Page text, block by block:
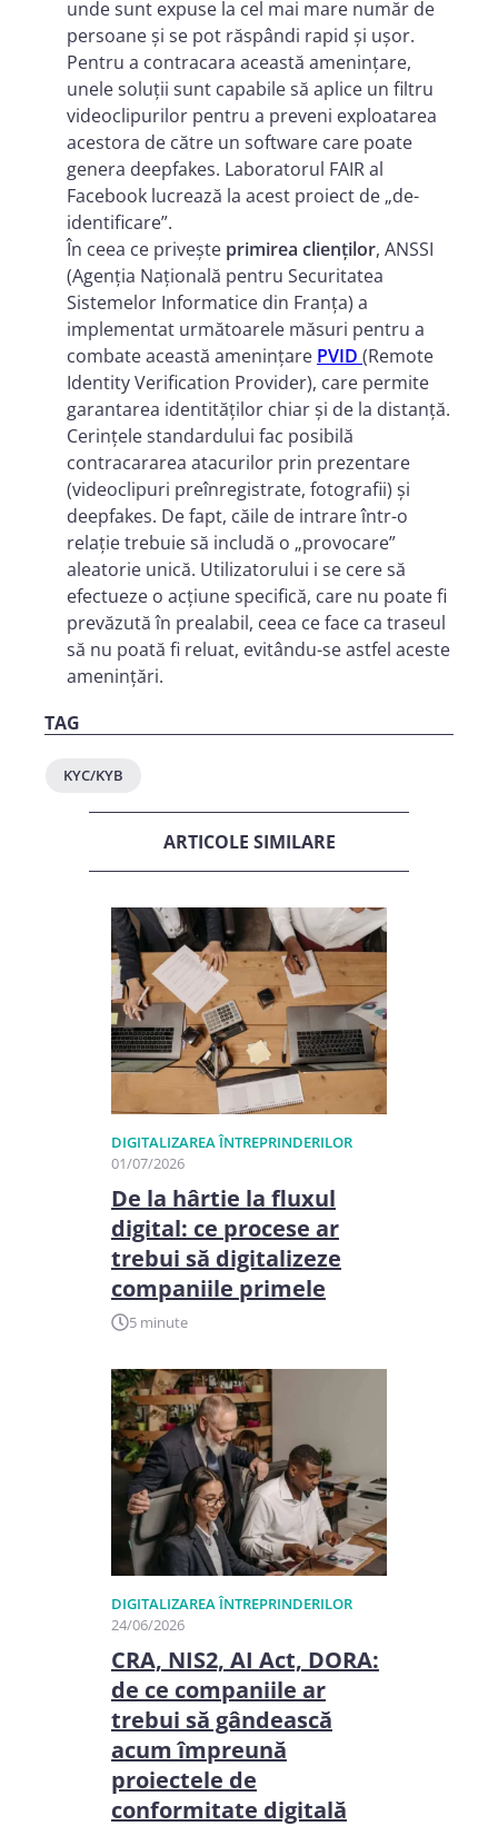
unde sunt expuse la cel mai mare număr de
persoane și se pot răspândi rapid și ușor.
Pentru a contracara această amenințare,
unele soluții sunt capabile să aplice un filtru
videoclipurilor pentru a preveni exploatarea
acestora de către un software care poate
genera deepfakes. Laboratorul FAIR al
Facebook lucrează la acest proiect de „de-
identificare”.
În ceea ce privește primirea clienților, ANSSI
(Agenția Națională pentru Securitatea
Sistemelor Informatice din Franța) a
implementat următoarele măsuri pentru a
combate această amenințare PVID (Remote
Identity Verification Provider), care permite
garantarea identităților chiar și de la distanță.
Cerințele standardului fac posibilă
contracararea atacurilor prin prezentare
(videoclipuri preînregistrate, fotografii) și
deepfakes. De fapt, căile de intrare într-o
relație trebuie să includă o „provocare”
aleatorie unică. Utilizatorului i se cere să
efectueze o acțiune specifică, care nu poate fi
prevăzută în prealabil, ceea ce face ca traseul
să nu poată fi reluat, evitându-se astfel aceste
amenințări.
TAG
KYC/KYB
ARTICOLE SIMILARE
DIGITALIZAREA ÎNTREPRINDERILOR
01/07/2026
De la hârtie la fluxul
digital: ce procese ar
trebui să digitalizeze
companiile primele
5 minute
DIGITALIZAREA ÎNTREPRINDERILOR
24/06/2026
CRA, NIS2, AI Act, DORA:
de ce companiile ar
trebui să gândească
acum împreună
proiectele de
conformitate digitală